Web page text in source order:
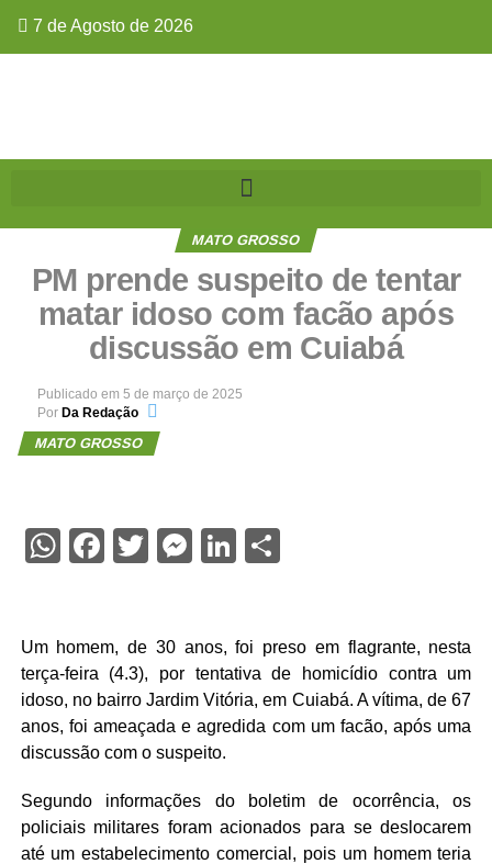
7 de Agosto de 2026
MATO GROSSO
PM prende suspeito de tentar
matar idoso com facão após
discussão em Cuiabá
Publicado em 5 de março de 2025
Por Da Redação
MATO GROSSO
WhatsApp
Facebook
Twitter
Messenger
LinkedIn
Share
Um homem, de 30 anos, foi preso em flagrante, nesta
terça-feira (4.3), por tentativa de homicídio contra um
idoso, no bairro Jardim Vitória, em Cuiabá. A vítima, de 67
anos, foi ameaçada e agredida com um facão, após uma
discussão com o suspeito.
Segundo informações do boletim de ocorrência, os
policiais militares foram acionados para se deslocarem
até um estabelecimento comercial, pois um homem teria